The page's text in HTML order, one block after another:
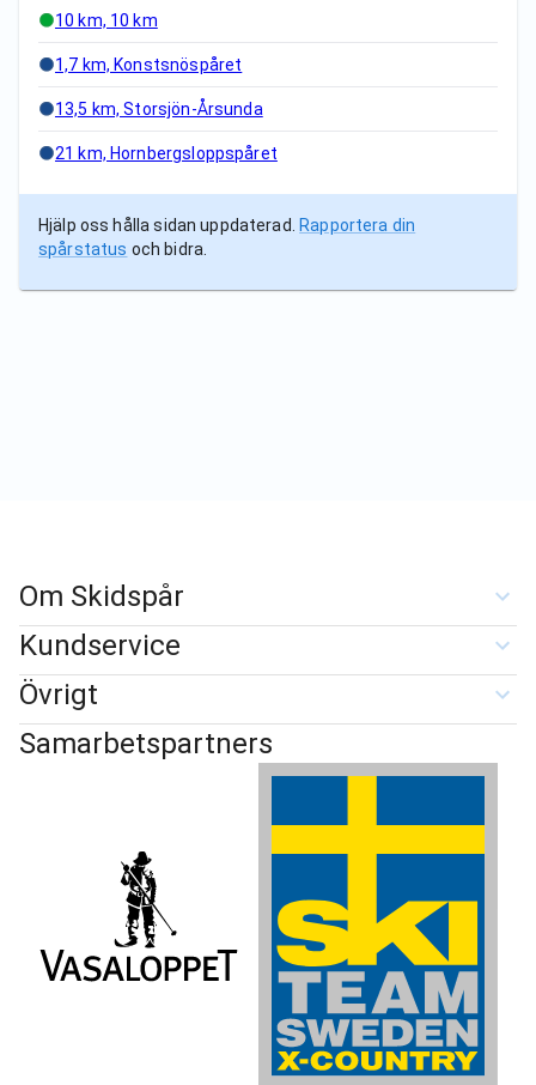
10 km, 10 km
1,7 km, Konstsnöspåret
13,5 km, Storsjön-Årsunda
21 km, Hornbergsloppspåret
Hjälp oss hålla sidan uppdaterad.
Rapportera din
spårstatus och bidra.
Om Skidspår
Kundservice
Övrigt
Samarbetspartners